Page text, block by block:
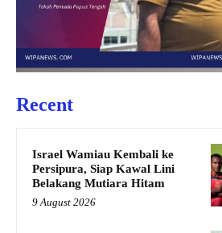
Recent
Israel Wamiau Kembali ke
Persipura, Siap Kawal Lini
Belakang Mutiara Hitam
9 August 2026